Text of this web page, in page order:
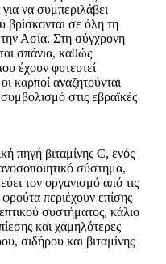
να συμπεριλάβει
βρίσκονται σε όλη τη
Ασία. Στη σύγχρονη
σπάνια, καθώς
έχουν φυτευτεί
καρποί αναζητούνται
στις εβραϊκές
πηγή βιταμίνης C, ενός
σύστημα,
τον οργανισμό από τις
περιέχουν επίσης
συστήματος, κάλιο
και χαμηλότερες
σιδήρου και βιταμίνης